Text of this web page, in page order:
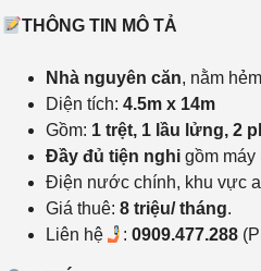
THÔNG TIN MÔ TẢ
Nhà nguyên căn, nằm hẻm
Diện tích: 4.5m x 14m
Gồm: 1 trệt, 1 lầu lửng, 2
Đầy đủ tiện nghi gồm máy
Điện nước chính, khu vực
Giá thuê: 8 triệu/ tháng.
Liên hệ
:0909.477.288